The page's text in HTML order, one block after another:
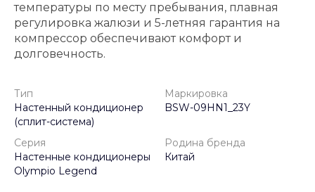
температуры по месту пребывания, плавная
регулировка жалюзи и 5-летняя гарантия на
компрессор обеспечивают комфорт и
долговечность.
Тип
Настенный кондиционер
(сплит-система)
Маркировка
BSW-09HN1_23Y
Серия
Настенные кондиционеры
Olympio Legend
Родина бренда
Китай